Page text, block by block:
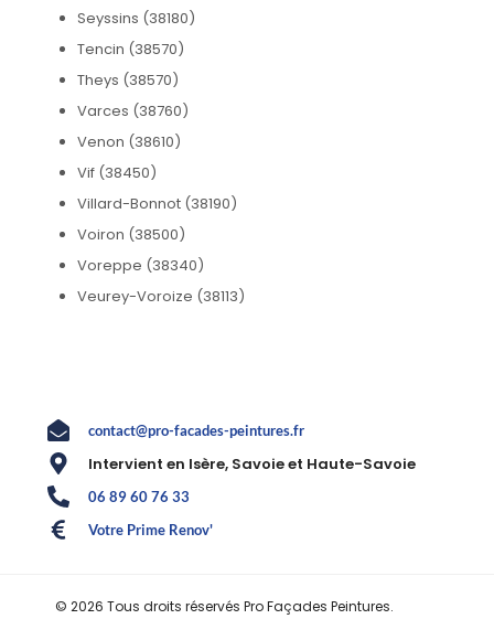
Seyssins (38180)
Tencin (38570)
Theys (38570)
Varces (38760)
Venon (38610)
Vif (38450)
Villard-Bonnot (38190)
Voiron (38500)
Voreppe (38340)
Veurey-Voroize (38113)
contact@pro-facades-peintures.fr
Intervient en Isère, Savoie et Haute-Savoie
06 89 60 76 33
Votre Prime Renov'
© 2026 Tous droits réservés Pro Façades Peintures.